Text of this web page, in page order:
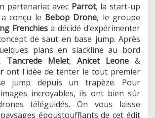
partenariat avec Parrot, la start-up
conçu le Bebop Drone, le groupe
Frenchiesa décidé d’expérimenter
de saut en base jump. Après
plans en slackline au bord
Tancrede Melet, Anicet Leone &
ont l'idée de tenter le tout premier
jump depuis un trapèze. Pour
incroyables, ils ont bien sûr
téléguidés. On vous laisse
époustoufflants de cet édit